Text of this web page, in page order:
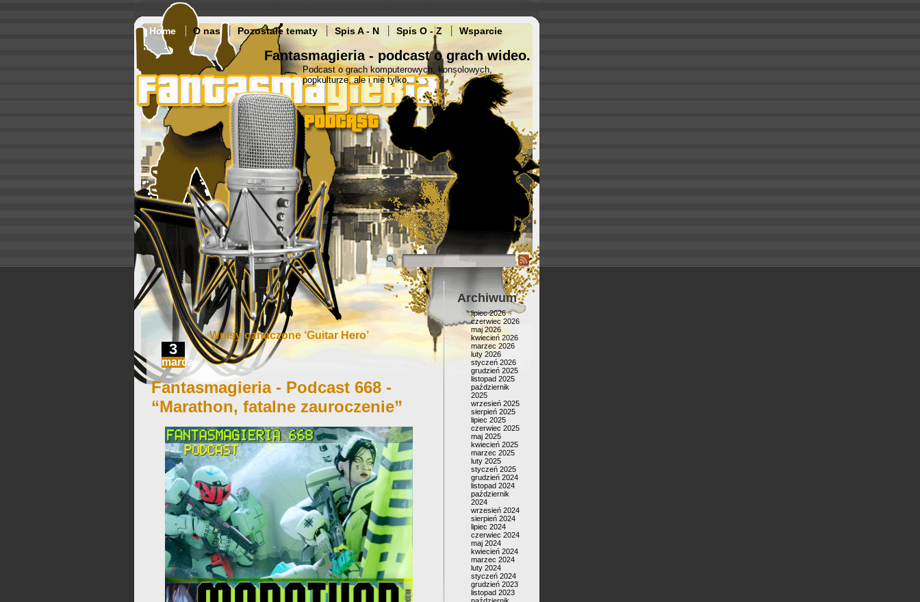
Home O nas Pozostałe tematy Spis A - N Spis O - Z Wsparcie
Fantasmagieria - podcast o grach wideo.
Podcast o grach komputerowych, konsolowych,
popkulturze, ale i nie tylko.
Wpisy oznaczone ‘Guitar Hero’
3
marca
Fantasmagieria - Podcast 668 -
“Marathon, fatalne zauroczenie”
Archiwum
lipiec 2026
czerwiec 2026
maj 2026
kwiecień 2026
marzec 2026
luty 2026
styczeń 2026
grudzień 2025
listopad 2025
październik
2025
wrzesień 2025
sierpień 2025
lipiec 2025
czerwiec 2025
maj 2025
kwiecień 2025
marzec 2025
luty 2025
styczeń 2025
grudzień 2024
listopad 2024
październik
2024
wrzesień 2024
sierpień 2024
lipiec 2024
czerwiec 2024
maj 2024
kwiecień 2024
marzec 2024
luty 2024
styczeń 2024
grudzień 2023
listopad 2023